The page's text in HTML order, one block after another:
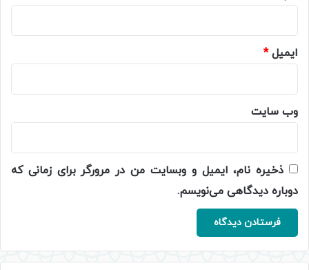
ایمیل*
وب‌ سایت
ذخیره نام، ایمیل و وبسایت من در مرورگر برای زمانی که
دوباره دیدگاهی می‌نویسم.